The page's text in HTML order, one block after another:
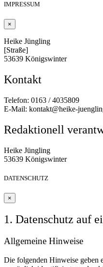
IMPRESSUM
×
Heike Jüngling
[Straße]
53639 Königswinter
Kontakt
Telefon: 0163 / 4035809
E-Mail: kontakt@heike-
Redaktionell
Heike Jüngling
53639 Königswinter
DATENSCHUTZ
×
1. Datenschutz auf
Allgemeine Hinweise
Die folgenden Hinweise geben